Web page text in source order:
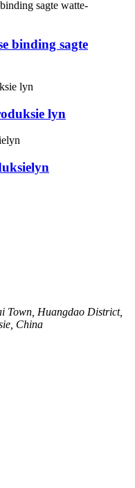
binding sagte
lyn
Town, Huangdao District,
China